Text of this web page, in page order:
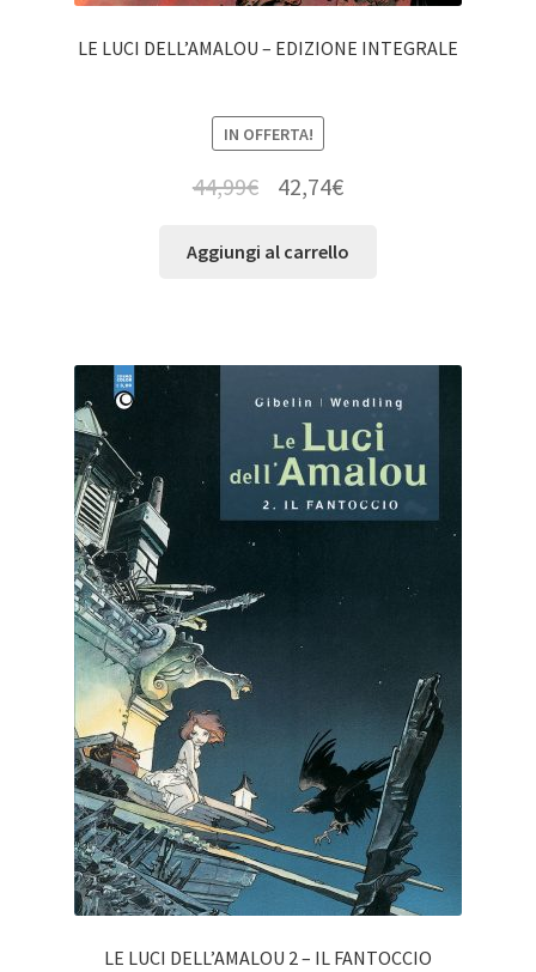
LE LUCI DELL’AMALOU – EDIZIONE INTEGRALE
IN OFFERTA!
44,99€ 42,74€
Aggiungi al carrello
LE LUCI DELL’AMALOU 2 – IL FANTOCCIO